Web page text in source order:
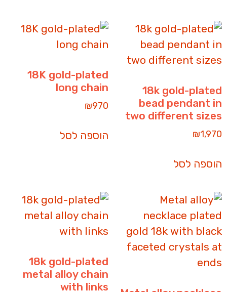
18k gold-plated
bead pendant in
two different sizes
₪1,970
הוספה לסל
18K gold-plated
long chain
₪970
הוספה לסל
18k gold-plated
metal alloy chain
with links